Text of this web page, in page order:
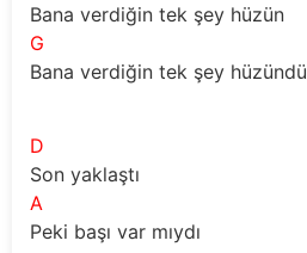
Bana verdiğin tek şey hüzün
G
Bana verdiğin tek şey hüzündü
D
Son yaklaştı
A
Peki başı var mıydı